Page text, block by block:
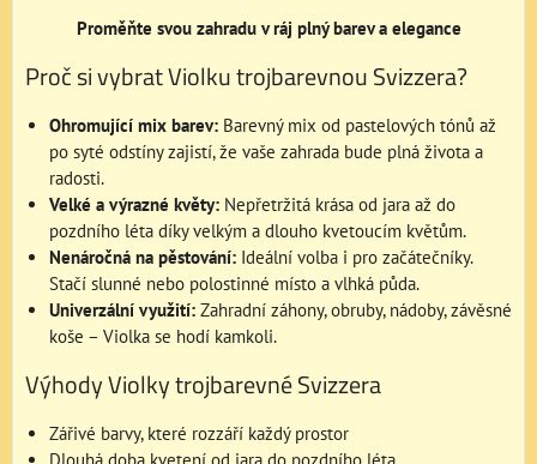
Proměňte svou zahradu v ráj plný barev a elegance
Proč si vybrat Violku trojbarevnou Svizzera?
Ohromující mix barev: Barevný mix od pastelových tónů až
po syté odstíny zajistí, že vaše zahrada bude plná života a
radosti.
Velké a výrazné květy: Nepřetržitá krása od jara až do
pozdního léta díky velkým a dlouho kvetoucím květům.
Nenáročná na pěstování: Ideální volba i pro začátečníky.
Stačí slunné nebo polostinné místo a vlhká půda.
Univerzální využití: Zahradní záhony, obruby, nádoby, závěsné
koše – Violka se hodí kamkoli.
Výhody Violky trojbarevné Svizzera
Zářivé barvy, které rozzáří každý prostor